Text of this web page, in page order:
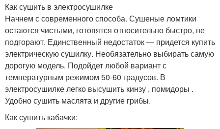
Как сушить в электросушилке
Начнем с современного способа. Сушеные ломтики
остаются чистыми, готовятся относительно быстро, не
подгорают. Единственный недостаток — придется купить
электрическую сушилку. Необязательно выбирать самую
дорогую модель. Подойдет любой вариант с
температурным режимом 50-60 градусов. В
электросушилке легко высушить кинзу , помидоры .
Удобно сушить маслята и другие грибы.
Как сушить кабачки: